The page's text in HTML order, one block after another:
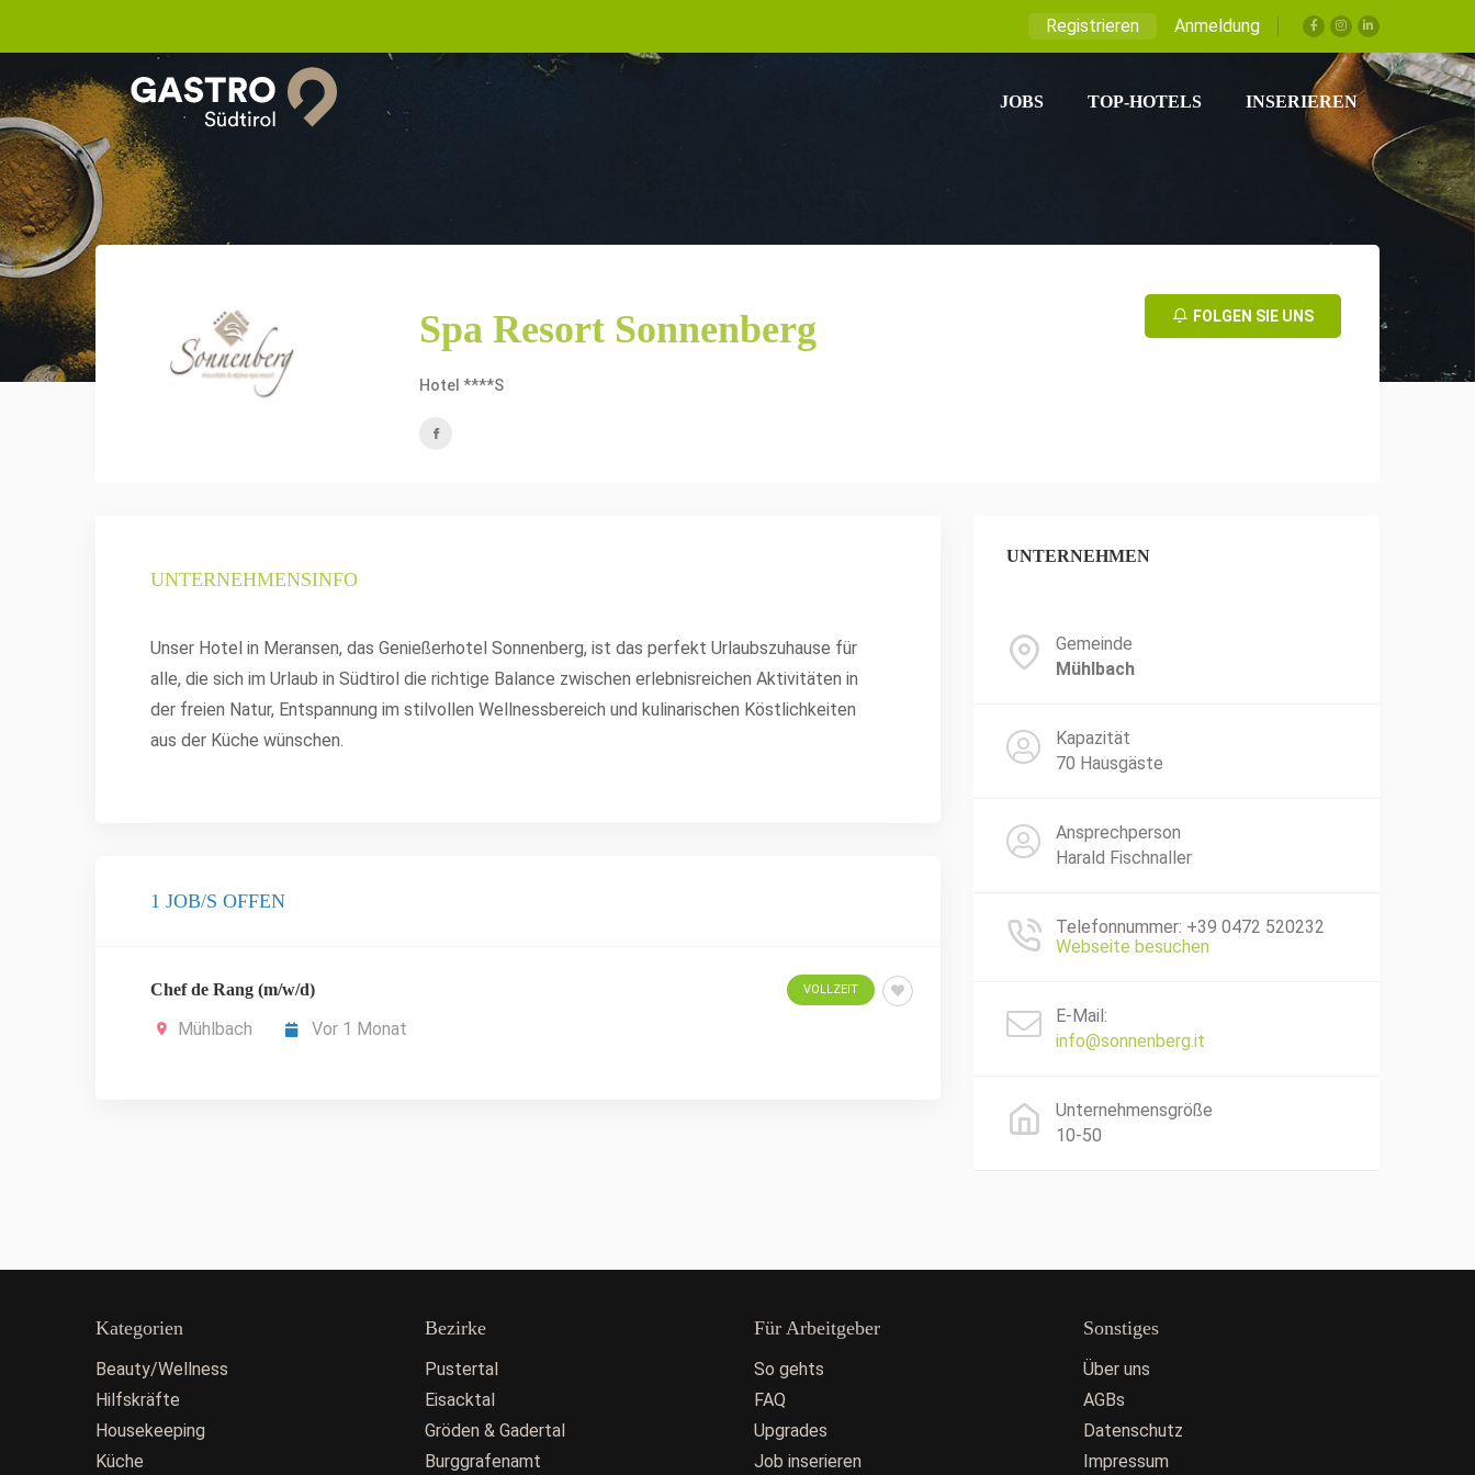
Registrieren Anmeldung
JOBS TOP-HOTELS INSERIEREN
Spa Resort Sonnenberg
Hotel ****S
FOLGEN SIE UNS
UNTERNEHMENSINFO
Unser Hotel in Meransen, das Genießerhotel Sonnenberg, ist das perfekt Urlaubszuhause für
alle, die sich im Urlaub in Südtirol die richtige Balance zwischen erlebnisreichen Aktivitäten in
der freien Natur, Entspannung im stilvollen Wellnessbereich und kulinarischen Köstlichkeiten
aus der Küche wünschen.
1 JOB/S OFFEN
Chef de Rang (m/w/d)
Mühlbach Vor 1 Monat
VOLLZEIT
UNTERNEHMEN
Gemeinde
Mühlbach
Kapazität
70 Hausgäste
Ansprechperson
Harald Fischnaller
Telefonnummer: +39 0472 520232
Webseite besuchen
E-Mail:
info@sonnenberg.it
Unternehmensgröße
10-50
Kategorien
Beauty/Wellness
Hilfskräfte
Housekeeping
Küche
Bezirke
Pustertal
Eisacktal
Gröden & Gadertal
Burggrafenamt
Für Arbeitgeber
So gehts
FAQ
Upgrades
Job inserieren
Sonstiges
Über uns
AGBs
Datenschutz
Impressum